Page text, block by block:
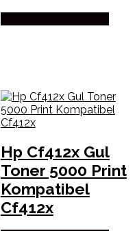
Hp Cf412x Gul
Toner 5000 Print
Kompatibel
Cf412x